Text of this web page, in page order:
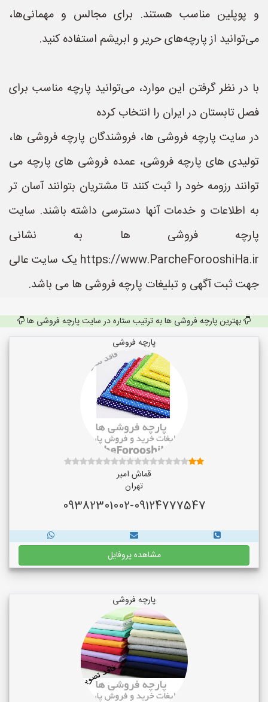
و پوپلین مناسب هستند. برای مجالس و مهمانی‌ها،
می‌توانید از پارچه‌های حریر و ابریشم استفاده کنید.
با در نظر گرفتن این موارد، می‌توانید پارچه مناسب برای
فصل تابستان در ایران را انتخاب کرده
در سایت پارچه فروشی ها، فروشندگان پارچه فروشی ها،
تولیدی های پارچه فروشی، عمده فروشی های پارچه می
توانند رزومه خود را ثبت کنند تا مشتریان بتوانند آسان تر
به اطلاعات و خدمات آنها دسترسی داشته باشند. سایت
پارچه فروشی ها به نشانی
https://www.ParcheForooshiHa.ir یک سایت عالی
جهت ثبت آگهی و تبلیغات پارچه فروشی ها می باشد.
بهترین پارچه فروشی ها به ترتیب ستاره در سایت پارچه فروشی ها
پارچه فروشی
قماش امیر
تهران
09382301002-09124777547
مشاهده پروفایل
پارچه فروشی